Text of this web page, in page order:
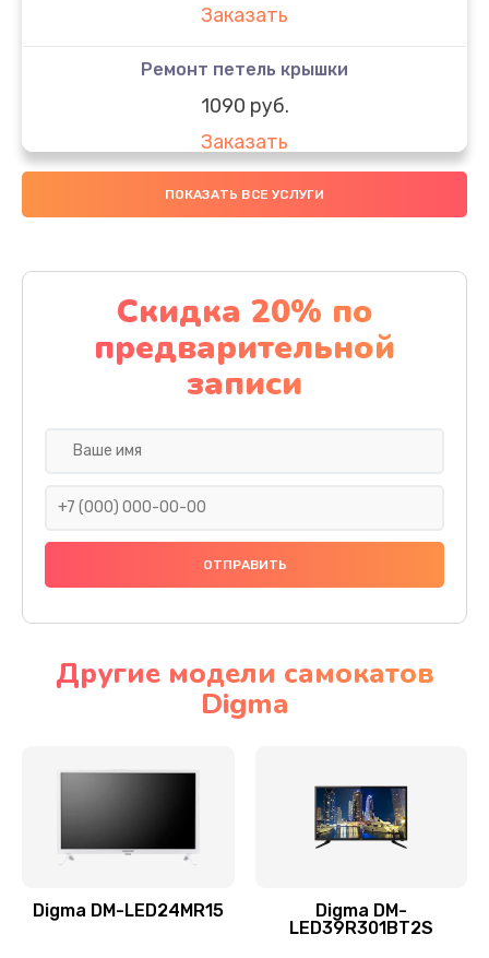
Заказать
Ремонт петель крышки
1090 руб.
Заказать
Замена вебкамеры
Заказать
Замена SSD
890 руб.
Заказать
Восстановление данных
Замена северного моста
Замена экрана
Замена шлейфа матрицы
Заказать
ПОКАЗАТЬ ВСЕ УСЛУГИ
Скидка 20% по
предварительной
записи
Другие модели самокатов
Digma
Digma DM-LED24MR15
Digma DM-
LED39R301BT2S